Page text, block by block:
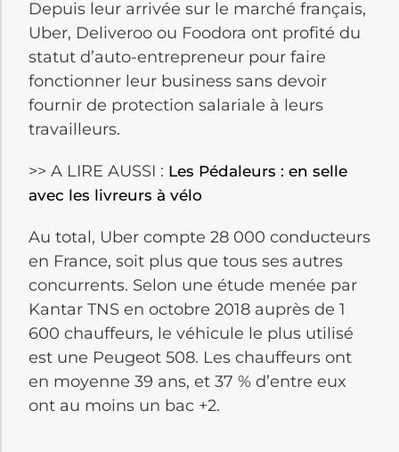
Depuis leur arrivée sur le marché français,
Uber, Deliveroo ou Foodora ont profité du
statut d’auto-entrepreneur pour faire
fonctionner leur business sans devoir
fournir de protection salariale à leurs
travailleurs.
>> A LIRE AUSSI : Les Pédaleurs : en selle
avec les livreurs à vélo
Au total, Uber compte 28 000 conducteurs
en France, soit plus que tous ses autres
concurrents. Selon une étude menée par
Kantar TNS en octobre 2018 auprès de 1
600 chauffeurs, le véhicule le plus utilisé
est une Peugeot 508. Les chauffeurs ont
en moyenne 39 ans, et 37 % d’entre eux
ont au moins un bac +2.